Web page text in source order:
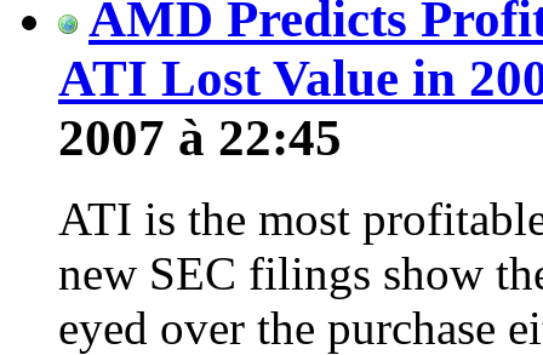
AMD Predicts
ATI Lost Value in
2007 à 22:45
ATI is the most
new SEC filings show
eyed over the purchase